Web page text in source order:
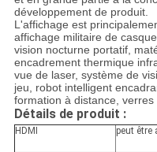
développement de produit.
L'affichage est
affichage militaire de
vision nocturne portatif,
encadrement thermique
vue de laser, système de
jeu, robot intelligent
formation à distance,
Détails de produit :
HDMI peut être